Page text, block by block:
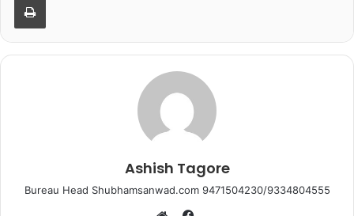
o
o
p
Ashish Tagore
Bureau Head Shubhamsanwad.com 9471504230/9334804555